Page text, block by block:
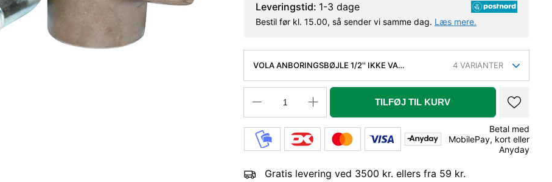
Leveringstid: 1-3 dage
Bestil før kl. 15.00, så sender vi samme dag. Læs mere.
VOLA ANBORINGSBØJLE 1/2'' IKKE VA
4 VARIANTER
TILFØJ TIL KURV
Betal med
MobilePay, kort eller
Anyday
Gratis levering ved 3500 kr. ellers fra 59 kr.